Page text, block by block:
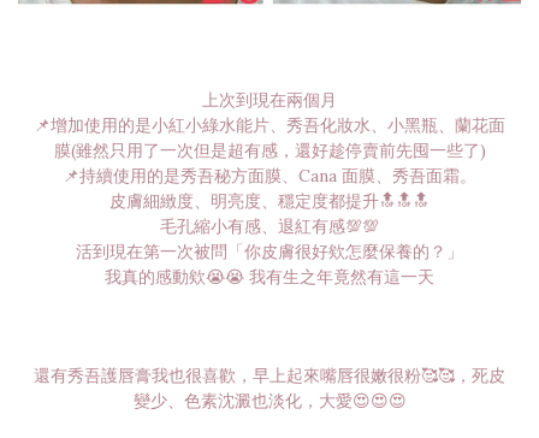
上次到現在兩個月
📌增加使用的是小紅小綠水能片、秀吾化妝水、小黑瓶、蘭花面
膜(雖然只用了一次但是超有感，還好趁停賣前先囤一些了)
📌持續使用的是秀吾秘方面膜、Cana 面膜、秀吾面霜。
皮膚細緻度、明亮度、穩定度都提升🔝🔝🔝
毛孔縮小有感、退紅有感💯💯
活到現在第一次被問「你皮膚很好欸怎麼保養的？」
我真的感動欸😭😭 我有生之年竟然有這一天
還有秀吾護唇膏我也很喜歡，早上起來嘴唇很嫩很粉🥰🥰，死皮
變少、色素沈澱也淡化，大愛😍😍😍